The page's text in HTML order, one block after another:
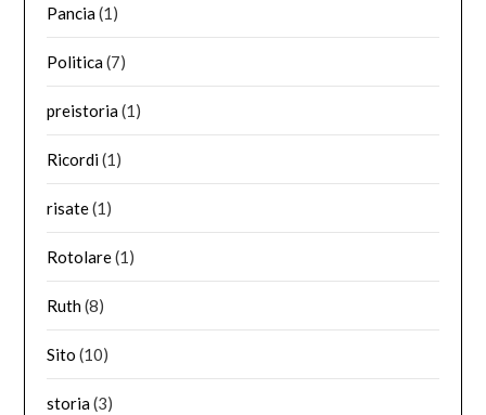
Pancia(1)
Politica(7)
preistoria(1)
Ricordi(1)
risate(1)
Rotolare(1)
Ruth(8)
Sito (10)
storia(3)